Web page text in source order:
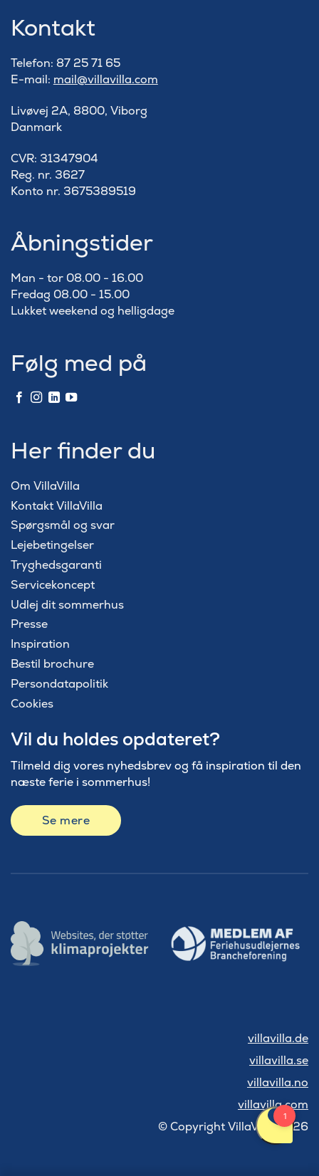
Kontakt
Telefon: 87 25 71 65
E-mail: mail@villavilla.com
Livøvej 2A, 8800, Viborg
Danmark
​CVR: 31347904
Reg. nr. 3627
Konto nr. 3675389519
Åbningstider
Man - tor 08.00 - 16.00
Fredag 08.00 - 15.00
Lukket weekend og helligdage
Følg med på
Her finder du
Om VillaVilla
Kontakt VillaVilla
Spørgsmål og svar
Lejebetingelser
Tryghedsgaranti
Servicekoncept
Udlej dit sommerhus
Presse
Inspiration
Bestil brochure
Persondatapolitik
Cookies
Vil du holdes opdateret?
Tilmeld dig vores nyhedsbrev og få inspiration til den
næste ferie i sommerhus!
Se mere
villavilla.de
villavilla.se
villavilla.no
villavilla.com
© Copyright VillaVilla 2026